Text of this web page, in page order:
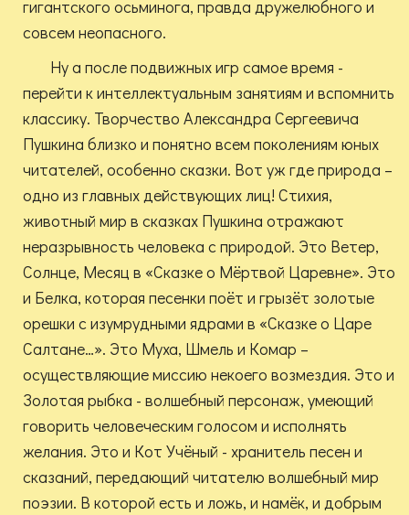
гигантского осьминога, правда дружелюбного и
совсем неопасного.
Ну а после подвижных игр самое время -
перейти к интеллектуальным занятиям и вспомнить
классику. Творчество Александра Сергеевича
Пушкина близко и понятно всем поколениям юных
читателей, особенно сказки. Вот уж где природа –
одно из главных действующих лиц! Стихия,
животный мир в сказках Пушкина отражают
неразрывность человека с природой. Это Ветер,
Солнце, Месяц в «Сказке о Мёртвой Царевне». Это
и Белка, которая песенки поёт и грызёт золотые
орешки с изумрудными ядрами в «Сказке о Царе
Салтане…». Это Муха, Шмель и Комар –
осуществляющие миссию некоего возмездия. Это и
Золотая рыбка - волшебный персонаж, умеющий
говорить человеческим голосом и исполнять
желания. Это и Кот Учёный - хранитель песен и
сказаний, передающий читателю волшебный мир
поэзии. В которой есть и ложь, и намёк, и добрым